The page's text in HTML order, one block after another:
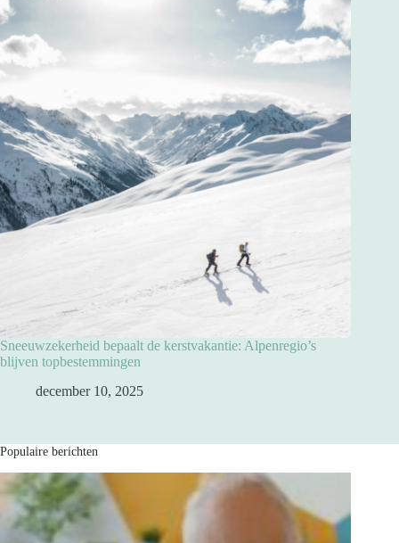
Sneeuwzekerheid bepaalt de kerstvakantie: Alpenregio’s
blijven topbestemmingen
december 10, 2025
Populaire berichten